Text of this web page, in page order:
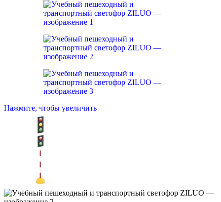
Нажмите, чтобы увеличить